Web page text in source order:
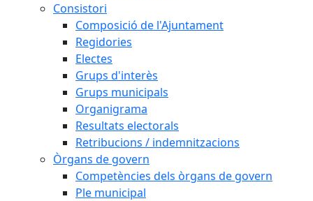
Consistori
Composició de l'Ajuntament
Regidories
Electes
Grups d'interès
Grups municipals
Organigrama
Resultats electorals
Retribucions / indemnitzacions
Òrgans de govern
Competències dels òrgans de govern
Ple municipal